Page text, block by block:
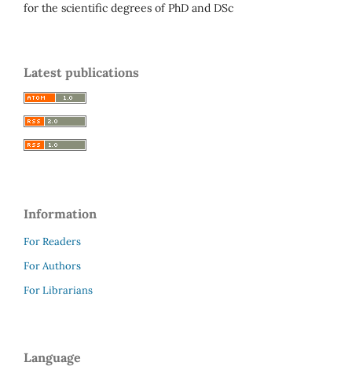
for the scientific degrees of PhD and DSc
Latest publications
Information
For Readers
For Authors
For Librarians
Language